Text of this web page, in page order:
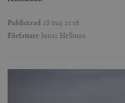
Publicerad 28 maj 2026
Författare Jonas Hellman